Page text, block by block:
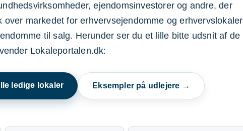
ejendomsinvestorer og andre, der
markedet for erhvervsejendomme og erhvervslokaler
til salg. Herunder ser du et lille bitte udsnit af de
Lokaleportalen.dk:
ledige lokaler Eksempler på udlejere →